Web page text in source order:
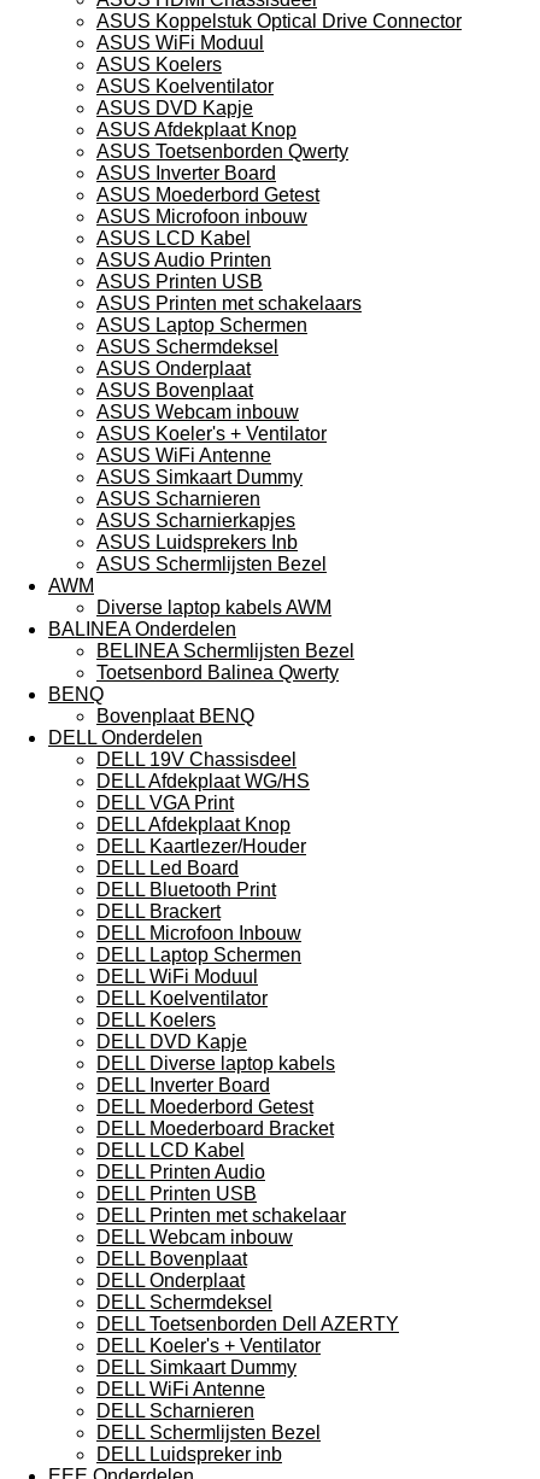
ASUS Koppelstuk Optical Drive Connector
ASUS WiFi Moduul
ASUS Koelers
ASUS Koelventilator
ASUS DVD Kapje
ASUS Afdekplaat Knop
ASUS Toetsenborden Qwerty
ASUS Inverter Board
ASUS Moederbord Getest
ASUS Microfoon inbouw
ASUS LCD Kabel
ASUS Audio Printen
ASUS Printen USB
ASUS Printen met schakelaars
ASUS Laptop Schermen
ASUS Schermdeksel
ASUS Onderplaat
ASUS Bovenplaat
ASUS Webcam inbouw
ASUS Koeler's + Ventilator
ASUS WiFi Antenne
ASUS Simkaart Dummy
ASUS Scharnieren
ASUS Scharnierkapjes
ASUS Luidsprekers Inb
ASUS Schermlijsten Bezel
AWM
Diverse laptop kabels AWM
BALINEA Onderdelen
BELINEA Schermlijsten Bezel
Toetsenbord Balinea Qwerty
BENQ
Bovenplaat BENQ
DELL Onderdelen
DELL 19V Chassisdeel
DELL Afdekplaat WG/HS
DELL VGA Print
DELL Afdekplaat Knop
DELL Kaartlezer/Houder
DELL Led Board
DELL Bluetooth Print
DELL Brackert
DELL Microfoon Inbouw
DELL Laptop Schermen
DELL WiFi Moduul
DELL Koelventilator
DELL Koelers
DELL DVD Kapje
DELL Diverse laptop kabels
DELL Inverter Board
DELL Moederbord Getest
DELL Moederboard Bracket
DELL LCD Kabel
DELL Printen Audio
DELL Printen USB
DELL Printen met schakelaar
DELL Webcam inbouw
DELL Bovenplaat
DELL Onderplaat
DELL Schermdeksel
DELL Toetsenborden Dell AZERTY
DELL Koeler's + Ventilator
DELL Simkaart Dummy
DELL WiFi Antenne
DELL Scharnieren
DELL Schermlijsten Bezel
DELL Luidspreker inb